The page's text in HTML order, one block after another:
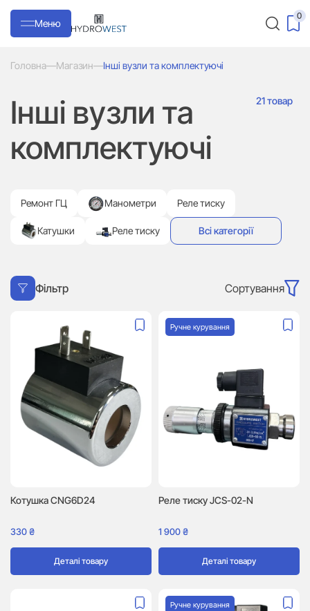
Меню
0
Головна—Магазин—Інші вузли та комплектуючі
Інші вузли та
комплектуючі
21 товар
Ремонт ГЦ Манометри Реле тиску
Катушки Реле тиску Всі категорії
Фільтр Сортування
Котушка CNG6D24
330₴
Деталі товару
Реле тиску JCS-02-N
1 900₴
Деталі товару
Ручне курування
Ручне курування